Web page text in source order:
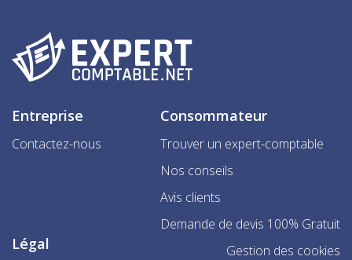
Entreprise
Contactez-nous
Consommateur
Trouver un expert-comptable
Nos conseils
Avis clients
Demande de devis 100% Gratuit
Légal Gestion des cookies